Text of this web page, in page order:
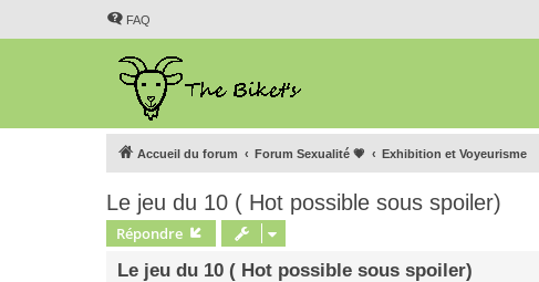
FAQ
Accueil du forum Forum Sexualité 💗 Exhibition et Voyeurisme
Le jeu du 10 ( Hot possible sous spoiler)
Répondre
Le jeu du 10 ( Hot possible sous spoiler)